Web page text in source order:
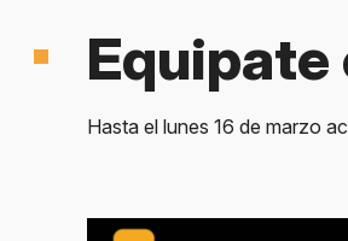
Hasta el lunes 16 de marzo